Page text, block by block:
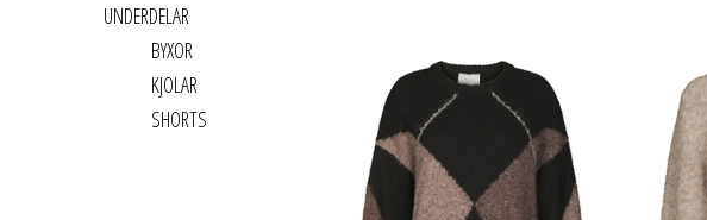
UNDERDELAR
BYXOR
KJOLAR
SHORTS